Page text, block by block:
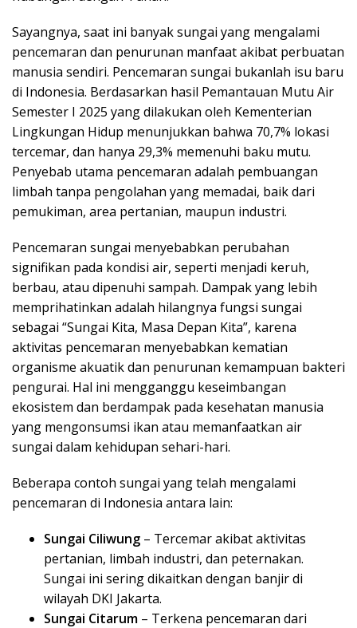
Sayangnya, saat ini banyak sungai yang mengalami
pencemaran dan penurunan manfaat akibat perbuatan
manusia sendiri. Pencemaran sungai bukanlah isu baru
di Indonesia. Berdasarkan hasil Pemantauan Mutu Air
Semester I 2025 yang dilakukan oleh Kementerian
Lingkungan Hidup menunjukkan bahwa 70,7% lokasi
tercemar, dan hanya 29,3% memenuhi baku mutu.
Penyebab utama pencemaran adalah pembuangan
limbah tanpa pengolahan yang memadai, baik dari
pemukiman, area pertanian, maupun industri.
Pencemaran sungai menyebabkan perubahan
signifikan pada kondisi air, seperti menjadi keruh,
berbau, atau dipenuhi sampah. Dampak yang lebih
memprihatinkan adalah hilangnya fungsi sungai
sebagai “Sungai Kita, Masa Depan Kita”, karena
aktivitas pencemaran menyebabkan kematian
organisme akuatik dan penurunan kemampuan bakteri
pengurai. Hal ini mengganggu keseimbangan
ekosistem dan berdampak pada kesehatan manusia
yang mengonsumsi ikan atau memanfaatkan air
sungai dalam kehidupan sehari-hari.
Beberapa contoh sungai yang telah mengalami
pencemaran di Indonesia antara lain:
Sungai Ciliwung – Tercemar akibat aktivitas
pertanian, limbah industri, dan peternakan.
Sungai ini sering dikaitkan dengan banjir di
wilayah DKI Jakarta.
Sungai Citarum – Terkena pencemaran dari